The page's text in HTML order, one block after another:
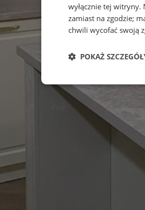
wyłącznie tej
zamiast na zgodzie;
chwili wycofać swoją
POKAŻ
Niezbędne
Niezbędne pliki cookie
zarządzanie kontem. Bez